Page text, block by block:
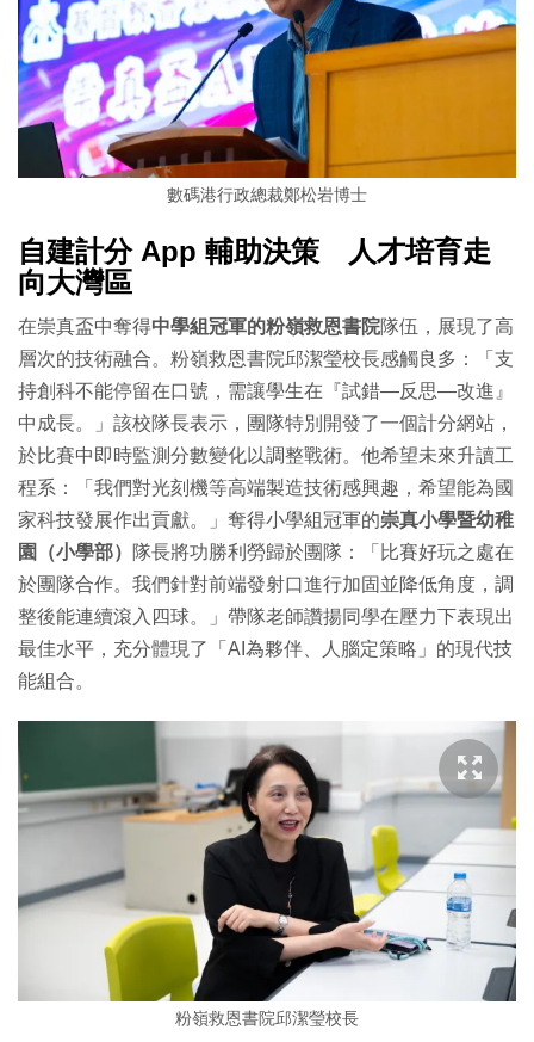
數碼港行政總裁鄭松岩博士
自建計分 App 輔助決策 人才培育走
向大灣區
在崇真盃中奪得中學組冠軍的粉嶺救恩書院隊伍，展現了高
層次的技術融合。粉嶺救恩書院邱潔瑩校長感觸良多：「支
持創科不能停留在口號，需讓學生在『試錯—反思—改進』
中成長。」該校隊長表示，團隊特別開發了一個計分網站，
於比賽中即時監測分數變化以調整戰術。他希望未來升讀工
程系：「我們對光刻機等高端製造技術感興趣，希望能為國
家科技發展作出貢獻。」奪得小學組冠軍的崇真小學暨幼稚
園（小學部）
隊長將功勝利勞歸於團隊：「比賽好玩之處在
於團隊合作。我們針對前端發射口進行加固並降低角度，調
整後能連續滾入四球。」帶隊老師讚揚同學在壓力下表現出
最佳水平，充分體現了「AI為夥伴、人腦定策略」的現代技
能組合。
粉嶺救恩書院邱潔瑩校長